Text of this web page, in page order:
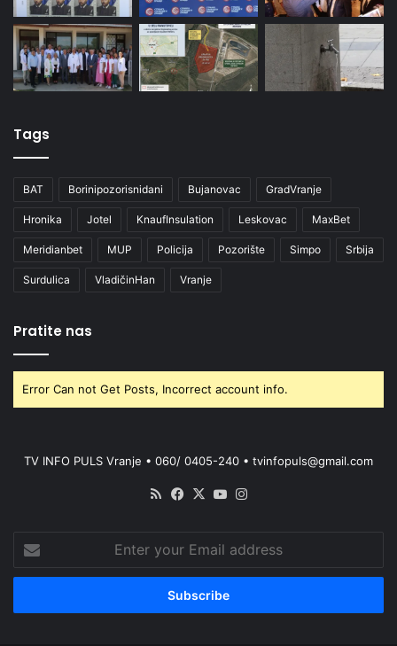
Tags
BAT Borinipozorisnidani Bujanovac GradVranje
Hronika Jotel KnaufInsulation Leskovac MaxBet
Meridianbet MUP Policija Pozorište Simpo Srbija
Surdulica VladičinHan Vranje
Pratite nas
Error Can not Get Posts, Incorrect account info.
TV INFO PULS Vranje • 060/ 0405-240 • tvinfopuls@gmail.com
RSS Facebook
X YouTube
your
Email